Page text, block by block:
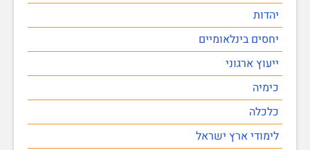
יהדות
יחסים בינלאומיים
ייעוץ ארגוני
כימיה
כלכלה
לימודי ארץ ישראל